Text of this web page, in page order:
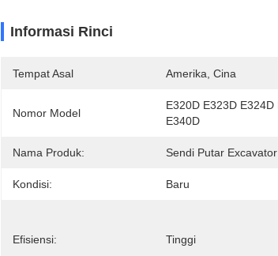
Informasi Rinci
Tempat Asal Amerika, Cina
Nomor Model
E320D E323D E324D
E340D
Nama Produk: Sendi Putar Excavator
Kondisi: Baru
Efisiensi: Tinggi